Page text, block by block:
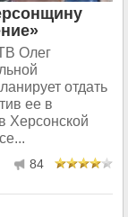
Олег
отдать
ее в
Херсонской
84